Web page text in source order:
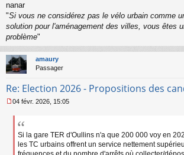
nanar
"Si vous ne considérez pas le vélo urbain comme
solution pour l'aménagement des villes, vous êtes
problème"
amaury
Passager
Re: Election 2026 - Propositions des
e
04 févr. 2026, 15:05
Si la gare TER d'Oullins n'a que 200 000 voy en
les TC urbains offrent un service nettement